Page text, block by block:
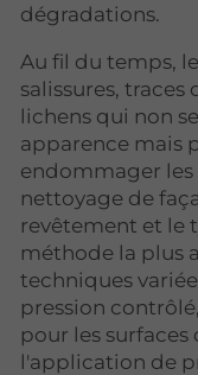
dégradations.
Au fil du temps,
salissures,
lichens qui non
apparence mais
endommager les
nettoyage de
revêtement et le
méthode la plus
techniques
pression
pour les
l'application de